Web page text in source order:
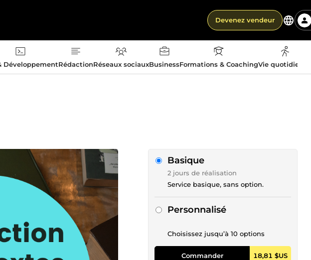
Devenez vendeur
DéveloppementRédactionRéseaux sociauxBusinessFormations & CoachingVie
Basique
2 jours de réalisation
Service basique, sans option.
Personnalisé
Choisissez jusqu’à 10 options
Commander 18,81 $US